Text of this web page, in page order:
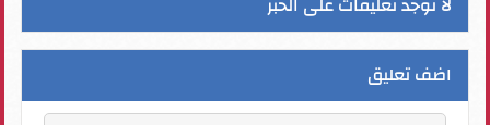
اضف تعليق